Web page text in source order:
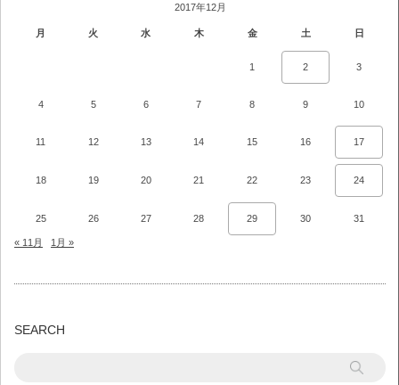
2017年12月
月 火 水 木 金 土 日
1 2 3
4 5 6 7 8 9 10
11 12 13 14 15 16 17
18 19 20 21 22 23 24
25 26 27 28 29 30 31
« 11月 1月 »
SEARCH